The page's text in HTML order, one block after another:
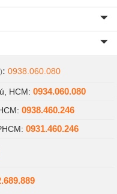
khắc đáng nhớ trong
lưu giữ ở định dạng
đây. Đặc biệt, nhiều
Sony, Fujifilm cũng
: 0938.060.080
HCM: 0934.060.080
0938.460.246
0931.460.246